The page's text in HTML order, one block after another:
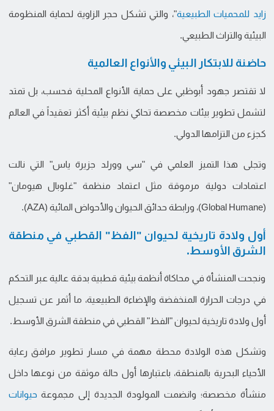
زايد للمحميات الطبيعية"، والتي تشكل حجر الزاوية لحماية المنظومة
البيئية والتراث الطبيعي.
حاضنة للابتكار البيئي والأنواع العالمية
لا تقتصر جهود أبوظبي على حماية الأنواع المحلية فحسب، بل تمتد
لتشمل تطوير بيئات مخصصة تحاكي نظم بيئية أكثر تعقيداً في العالم
كجزء من التزامها الدولي.
وتجلى هذا التميز العلمي في "سي وورلد جزيرة ياس" التي نالت
اعتمادات دولية مرموقة مثل اعتماد منظمة "غلوبال هيومان"
(Global Humane)، ورابطة حدائق الحيوان والأحواض المائية (AZA).
أول ولادة تاريخية لحيوان "الفظ" القطبي في منطقة
الشرق الأوسط.
ونجحت المنشأة في محاكاة أنظمة بيئية قطبية بدقة عالية عبر التحكم
في درجات الحرارة المنخفضة والإضاءة الطبيعية، ما أثمر عن تسجيل
أول ولادة تاريخية لحيوان "الفظ" القطبي في منطقة الشرق الأوسط.
وتشكل هذه الولادة محطة مهمة في مسار تطوير مرافق رعاية
الأحياء البحرية بالمنطقة، باعتبارها أول حالة موثقة من نوعها داخل
منشأة مخصصة؛ وانضمت المولودة الجديدة إلى مجموعة حيوانات